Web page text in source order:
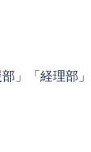
」「経理部」